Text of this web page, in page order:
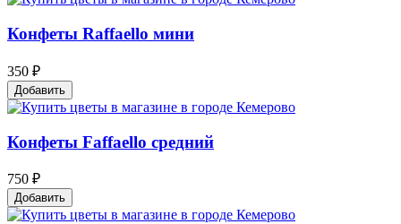
Конфеты Raffaello мини
350 ₽
Добавить
Конфеты Faffaello средний
750 ₽
Добавить